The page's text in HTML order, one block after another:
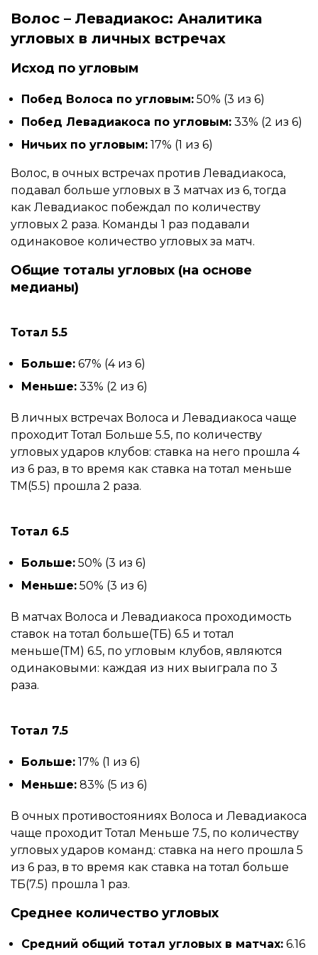
Волос – Левадиакос: Аналитика
угловых в личных встречах
Исход по угловым
Побед Волоса по угловым: 50% (3 из 6)
Побед Левадиакоса по угловым: 33% (2 из 6)
Ничьих по угловым: 17% (1 из 6)
Волос, в очных встречах против Левадиакоса,
подавал больше угловых в 3 матчах из 6, тогда
как Левадиакос побеждал по количеству
угловых 2 раза. Команды 1 раз подавали
одинаковое количество угловых за матч.
Общие тоталы угловых (на основе
медианы)
Тотал 5.5
Больше: 67% (4 из 6)
Меньше: 33% (2 из 6)
В личных встречах Волоса и Левадиакоса чаще
проходит Тотал Больше 5.5, по количеству
угловых ударов клубов: ставка на него прошла 4
из 6 раз, в то время как ставка на тотал меньше
ТМ(5.5) прошла 2 раза.
Тотал 6.5
Больше: 50% (3 из 6)
Меньше: 50% (3 из 6)
В матчах Волоса и Левадиакоса проходимость
ставок на тотал больше(ТБ) 6.5 и тотал
меньше(ТМ) 6.5, по угловым клубов, являются
одинаковыми: каждая из них выиграла по 3
раза.
Тотал 7.5
Больше: 17% (1 из 6)
Меньше: 83% (5 из 6)
В очных противостояниях Волоса и Левадиакоса
чаще проходит Тотал Меньше 7.5, по количеству
угловых ударов команд: ставка на него прошла 5
из 6 раз, в то время как ставка на тотал больше
ТБ(7.5) прошла 1 раз.
Среднее количество угловых
Средний общий тотал угловых в матчах: 6.16